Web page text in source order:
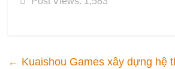
← Kuaishou Games xây dựng hệ